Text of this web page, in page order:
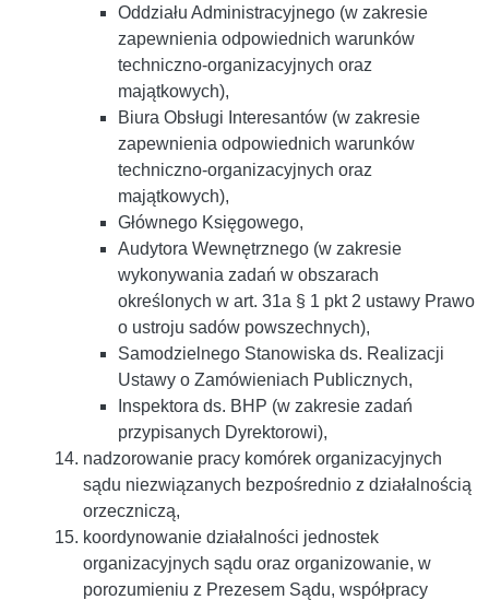
Oddziału Administracyjnego (w zakresie
zapewnienia odpowiednich warunków
techniczno-organizacyjnych oraz
majątkowych),
Biura Obsługi Interesantów (w zakresie
zapewnienia odpowiednich warunków
techniczno-organizacyjnych oraz
majątkowych),
Głównego Księgowego,
Audytora Wewnętrznego (w zakresie
wykonywania zadań w obszarach
określonych w art. 31a § 1 pkt 2 ustawy Prawo
o ustroju sadów powszechnych),
Samodzielnego Stanowiska ds. Realizacji
Ustawy o Zamówieniach Publicznych,
Inspektora ds. BHP (w zakresie zadań
przypisanych Dyrektorowi),
nadzorowanie pracy komórek organizacyjnych
sądu niezwiązanych bezpośrednio z działalnością
orzeczniczą,
koordynowanie działalności jednostek
organizacyjnych sądu oraz organizowanie, w
porozumieniu z Prezesem Sądu, współpracy